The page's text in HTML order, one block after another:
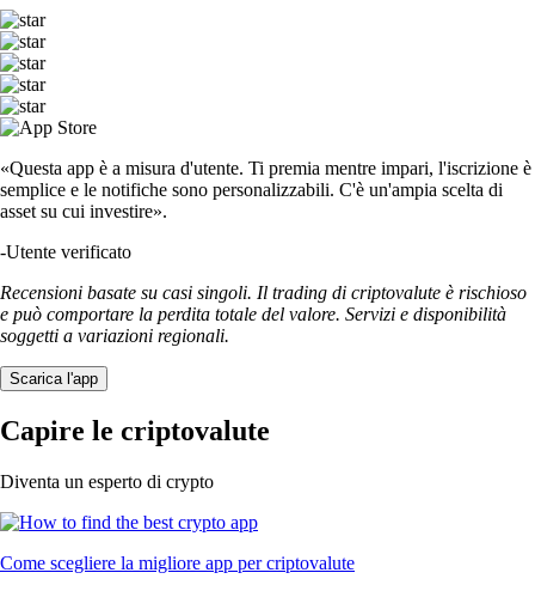
«Questa app è a misura d'utente. Ti premia mentre impari, l'iscrizione è
semplice e le notifiche sono personalizzabili. C'è un'ampia scelta di
asset su cui investire».
-Utente verificato
Recensioni basate su casi singoli. Il trading di criptovalute è rischioso
e può comportare la perdita totale del valore. Servizi e disponibilità
soggetti a variazioni regionali.
Scarica l'app
Capire le criptovalute
Diventa un esperto di crypto
Come scegliere la migliore app per criptovalute